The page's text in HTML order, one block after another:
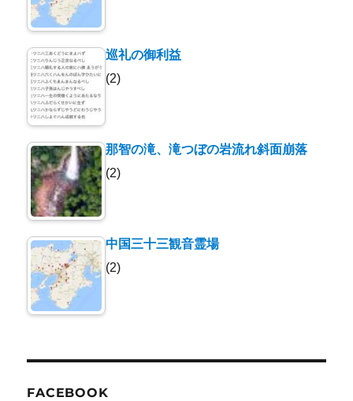
巡礼の御利益
(2)
那智の滝、滝つぼの岩流れ斜面崩落
(2)
中国三十三観音霊場
(2)
FACEBOOK